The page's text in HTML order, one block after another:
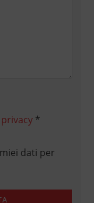
*
dati per